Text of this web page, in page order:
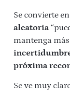
Se convierte
aleatoria
mantenga
próxima
Se ve muy